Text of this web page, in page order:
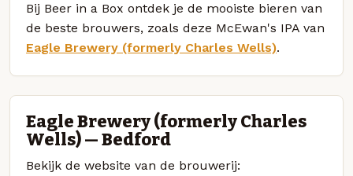
Bij Beer in a Box ontdek je de mooiste bieren van
de beste brouwers, zoals deze McEwan's IPA van
Eagle Brewery (formerly Charles Wells).
Eagle Brewery (formerly Charles
Wells) — Bedford
Bekijk de website van de brouwerij: